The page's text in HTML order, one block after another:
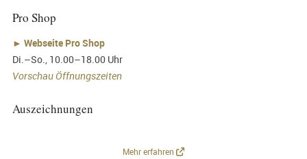
Pro Shop
► Webseite Pro Shop
Di.–So., 10.00–18.00 Uhr
Vorschau Öffnungszeiten
Auszeichnungen
Mehr erfahren